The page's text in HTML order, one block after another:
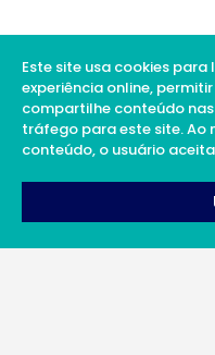
Este site usa cookies para
experiência online,
compartilhe conteúdo
tráfego para este site. Ao
conteúdo, o usuário